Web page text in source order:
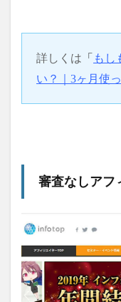
詳しくは 「 もし
い？｜3ヶ月使
審査なしア